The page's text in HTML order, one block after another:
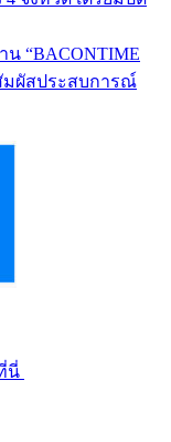
น “BACONTIME
มผัสประสบการณ์
นี่